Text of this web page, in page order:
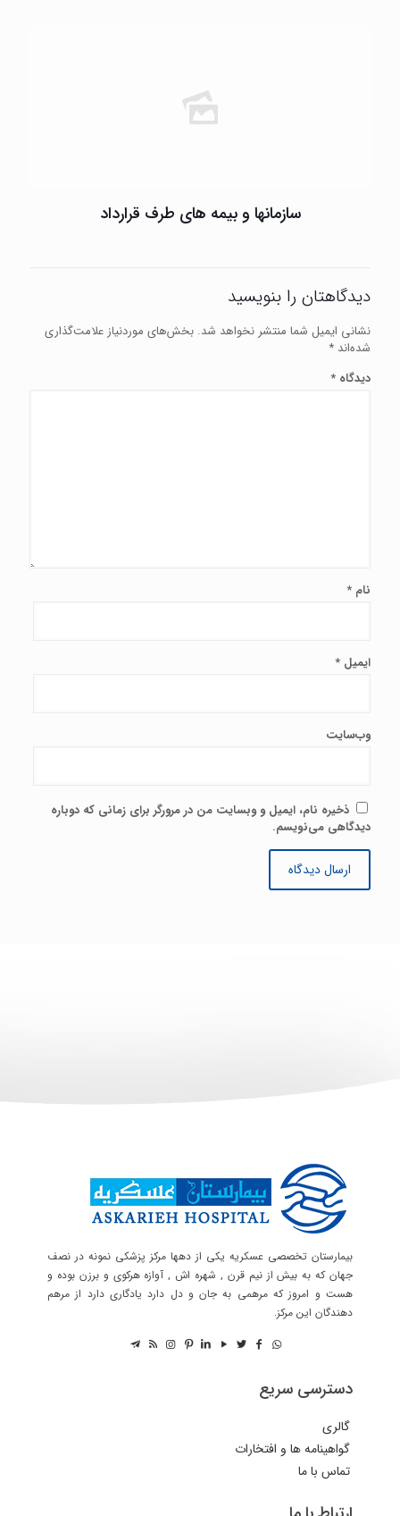
سازمانها و بیمه های طرف قرارداد
دیدگاهتان را بنویسید
نشانی ایمیل شما منتشر نخواهد شد. بخش‌های موردنیاز علامت‌گذاری
شده‌اند *
دیدگاه *
نام *
ایمیل *
وب‌سایت
ذخیره نام، ایمیل و وبسایت من در مرورگر برای زمانی که دوباره
دیدگاهی می‌نویسم.
بیمارستان تخصصی عسکریه یکی از دهها مرکز پزشکی نمونه در نصف
جهان که به بیش از نیم قرن , شهره اش , آوازه هرکوی و برزن بوده و
هست و امروز که مرهمی به جان و دل دارد یادگاری دارد از مرهم
دهندگان این مرکز.
دسترسی سریع
گالری
گواهینامه ها و افتخارات
تماس با ما